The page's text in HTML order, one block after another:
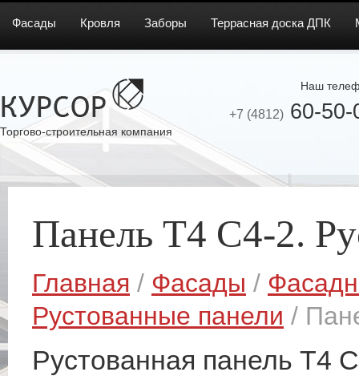
Фасады Кровля Заборы Террасная доска ДПК
Торгово-строительная компания
Наш
+7 (4812) 60-50-
Панель T4 C4-2.
Главная / Фасады /
Рустованные панели /
Рустованная панель T4